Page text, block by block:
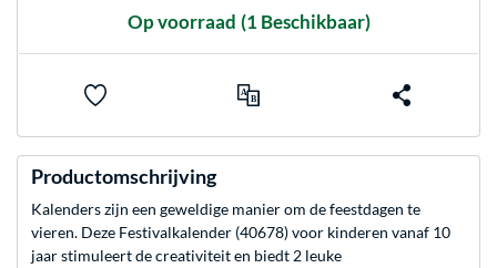
Op voorraad (1 Beschikbaar)
Productomschrijving
Kalenders zijn een geweldige manier om de feestdagen te
vieren. Deze Festivalkalender (40678) voor kinderen vanaf 10
jaar stimuleert de creativiteit en biedt 2 leuke